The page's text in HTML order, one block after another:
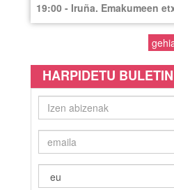
19:00 - Iruña. Emakumeen
HARPIDETU